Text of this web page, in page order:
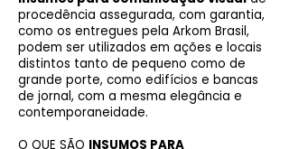
procedência assegurada, com garantia,
como os entregues pela Arkom Brasil,
podem ser utilizados em ações e locais
distintos tanto de pequeno como de
grande porte, como edifícios e bancas
de jornal, com a mesma elegância e
contemporaneidade.
O QUE SÃO INSUMOS PARA